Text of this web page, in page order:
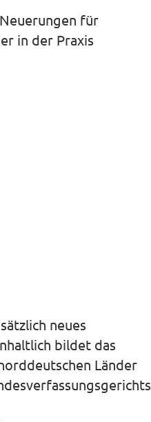
für
in der Praxis
neues
bildet das
Länder